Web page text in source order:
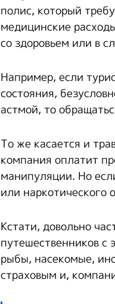
полис, который
медицинские
со здоровьем или в
Например, если
состояния,
астмой, то
То же касается и
компания оплатит
манипуляции. Но
или наркотического
Кстати, довольно
путешественников с
рыбы, насекомые,
страховым и,